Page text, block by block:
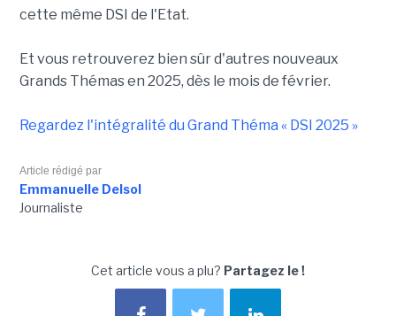
cette même DSI de l'Etat.
Et vous retrouverez bien sûr d'autres nouveaux
Grands Thémas en 2025, dès le mois de février.
Regardez l'intégralité du Grand Théma « DSI 2025 »
Article rédigé par
Emmanuelle Delsol
Journaliste
Cet article vous a plu? Partagez le !